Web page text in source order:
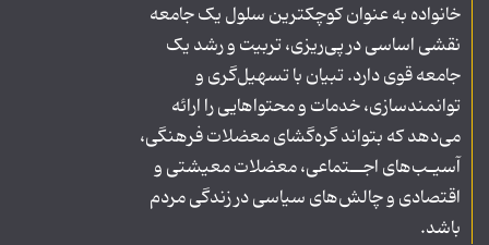
خانواده به عنوان کوچکترین سلول یک جامعه
نقشی اساسی در پی‌ریزی، تربیت و رشد یک
جامعه قوی دارد. تبیان با تسهیل‌گری و
توانمندسازی، خدمات و محتواهایی را ارائه
می‌دهد که بتواند گره‌گشای معضلات فرهنگی،
آسیـب‌های اجــتماعی، معضلات معیشتی و
اقتصادی و چالش‌های سیاسی در زندگی مردم
باشد.